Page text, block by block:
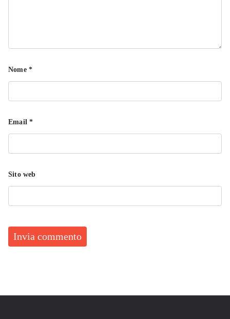
Nome *
Email*
Sito web